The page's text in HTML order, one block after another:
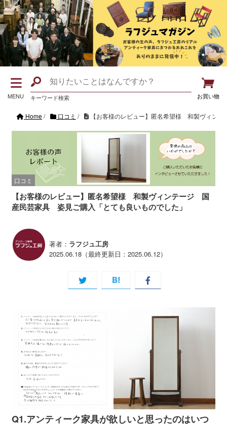
お買い物
MENU キーワード検索
Home/ 口コミ / 【お客様のレビュー】匿名希望様 和製ヴィン
口コミ
【お客様のレビュー】匿名希望様 和製ヴィンテージ 国
産民芸家具 姿見ご購入「とても良いものでした」
著者： ラフジュ工房
2025.06.18（最終更新日：2025.06.12）
Q1.アンティーク家具が欲しいと思ったのはいつ